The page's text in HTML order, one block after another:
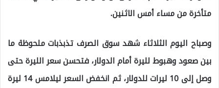
متأخرة من مساء أمس الاثنين.
وصباح اليوم الثلاثاء شهد سوق الصرف تذبذبات ملحوظة ما
بين صعود وهبوط لليرة أمام الدولار، فتحسن سعر الليرة حتى
وصل إلى 10 ليرات للدولار، ثم انخفض السعر ليلامس 14 ليرة